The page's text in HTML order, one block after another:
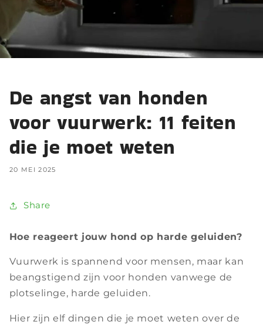
De angst van honden
voor vuurwerk: 11 feiten
die je moet weten
20 MEI 2025
Share
Hoe reageert jouw hond op harde geluiden?
Vuurwerk is spannend voor mensen, maar kan
beangstigend zijn voor honden vanwege de
plotselinge, harde geluiden.
Hier zijn elf dingen die je moet weten over de